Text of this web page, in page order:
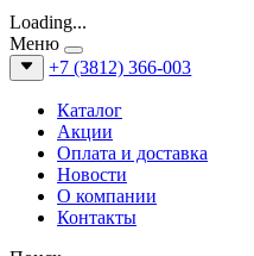
Loading...
Меню
+7 (3812) 366-003
Каталог
Акции
Оплата и доставка
Новости
О компании
Контакты